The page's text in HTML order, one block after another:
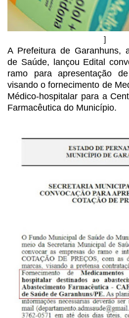
]
A Prefeitura de Garanhuns,
de Saúde, lançou Edital
ramo paraapresentação
visando o fornecimento de
Médico-hospitalar para a
Farmacêutica do Município.